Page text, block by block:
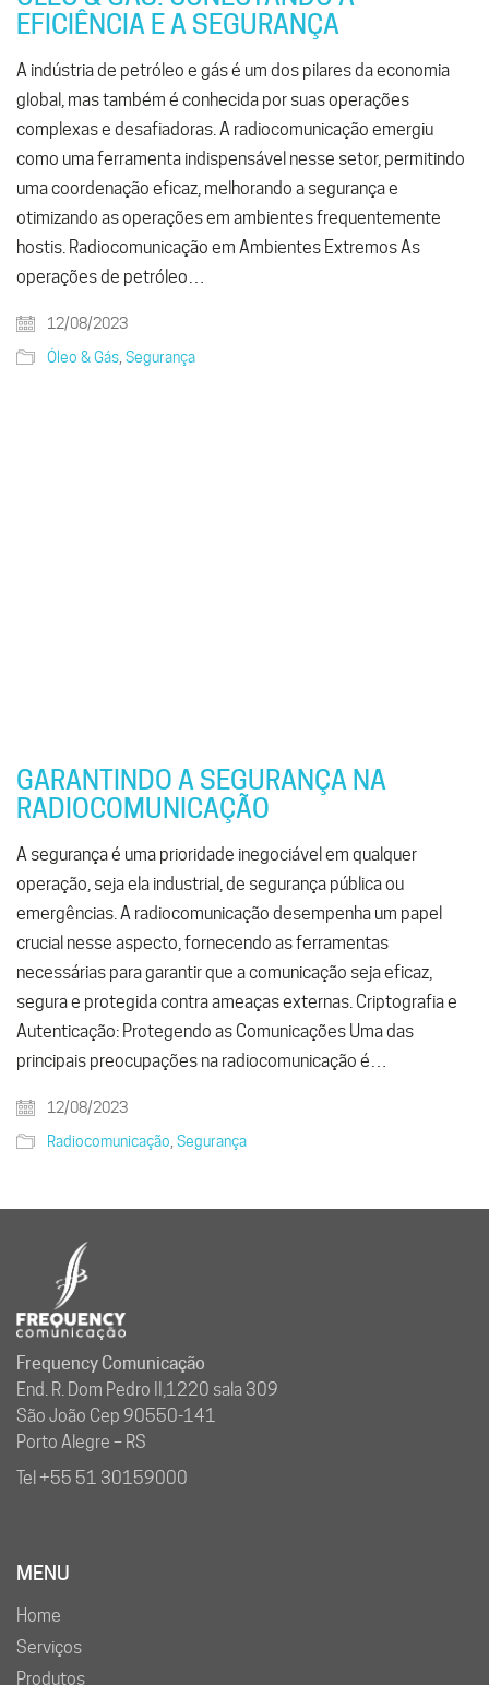
EFICIÊNCIA E A SEGURANÇA
A indústria de petróleo e gás é um dos pilares da economia
global, mas também é conhecida por suas operações
complexas e desafiadoras. A radiocomunicação emergiu
como uma ferramenta indispensável nesse setor, permitindo
uma coordenação eficaz, melhorando a segurança e
otimizando as operações em ambientes frequentemente
hostis. Radiocomunicação em Ambientes Extremos As
operações de petróleo…
12/08/2023
Óleo & Gás Segurança
GARANTINDO A SEGURANÇA NA
RADIOCOMUNICAÇÃO
A segurança é uma prioridade inegociável em qualquer
operação, seja ela industrial, de segurança pública ou
emergências. A radiocomunicação desempenha um papel
crucial nesse aspecto, fornecendo as ferramentas
necessárias para garantir que a comunicação seja eficaz,
segura e protegida contra ameaças externas. Criptografia e
Autenticação: Protegendo as Comunicações Uma das
principais preocupações na radiocomunicação é…
12/08/2023
Radiocomunicação Segurança
Frequency Comunicação
End. R. Dom Pedro II,1220 sala 309
São João Cep 90550-141
Porto Alegre – RS
Tel +55 51 30159000
MENU
Home
Serviços
Produtos